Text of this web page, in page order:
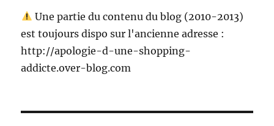
Une partie du contenu du blog (2010-2013)
est toujours dispo sur l'ancienne adresse :
http://apologie-d-une-shopping-
addicte.over-blog.com